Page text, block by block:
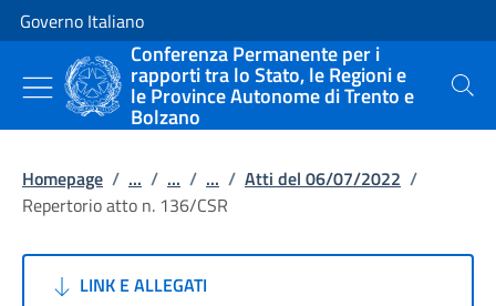
Vai al contenuto
Vai alla navigazione del sito
Governo Italiano
Conferenza Permanente per i
rapporti tra lo Stato, le Regioni e
le Province Autonome di Trento e
Bolzano
Cerca
Homepage / ... / ... / ... / Atti del 06/07/2022 /
Repertorio atto n. 136/CSR
LINK E ALLEGATI